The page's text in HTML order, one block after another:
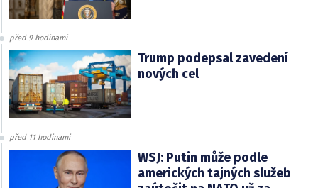
před 9 hodinami
Trump podepsal zavedení
nových cel
před 11 hodinami
WSJ: Putin může podle
amerických tajných služeb